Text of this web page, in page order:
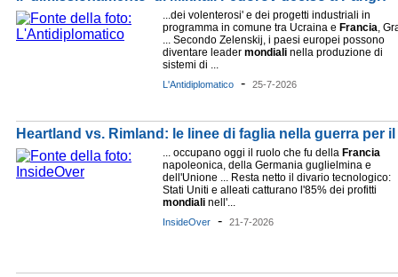
...dei volenterosi' e dei progetti industriali in
programma in comune tra Ucraina e Francia,
... Secondo Zelenskij, i paesi europei possono
diventare leader mondiali nella produzione di
sistemi di ...
L'Antidiplomatico - 25-7-2026
Heartland vs. Rimland: le linee di faglia nella guerra per
... occupano oggi il ruolo che fu della Francia
napoleonica, della Germania guglielmina e
dell'Unione ... Resta netto il divario tecnologico:
Stati Uniti e alleati catturano l'85% dei profitti
mondiali nell'...
InsideOver - 21-7-2026